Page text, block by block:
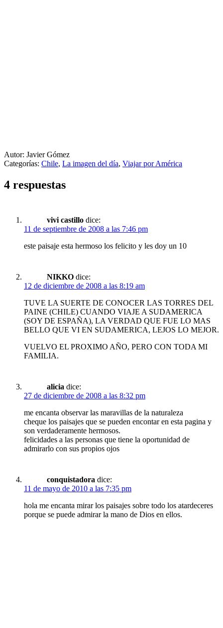
Autor: Javier Gómez
Categorías: Chile, La imagen del día, Viajar por América
4 respuestas
vivi castillo dice:
11 de septiembre de 2008 a las 7:46 pm
este paisaje esta hermoso los felicito y les doy un 10
NIKKO dice:
12 de diciembre de 2008 a las 8:19 am
TUVE LA SUERTE DE CONOCER LAS TORRES DEL
PAINE (CHILE) CUANDO VIAJE A SUDAMERICA
(SOY DE ESPAÑA), LA VERDAD QUE FUE LO MAS
BELLO QUE VI EN SUDAMERICA, LEJOS LO MEJOR.
VUELVO EL PROXIMO AÑO, PERO CON TODA MI
FAMILIA.
alicia dice:
27 de diciembre de 2008 a las 8:32 pm
me encanta observar las maravillas de la naturaleza
cheque los paisajes que se pueden encontar en esta pagina y
son verdaderamente hermosos.
felicidades a las personas que tiene la oportunidad de
admirarlo con sus propios ojos
conquistadora dice:
11 de mayo de 2010 a las 7:35 pm
hola me encanta mirar los paisajes sobre todo los atardeceres
porque se puede admirar la mano de Dios en ellos.